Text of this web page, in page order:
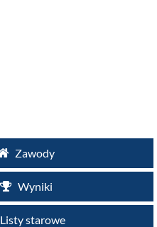
Zawody
Wyniki
Listy starowe